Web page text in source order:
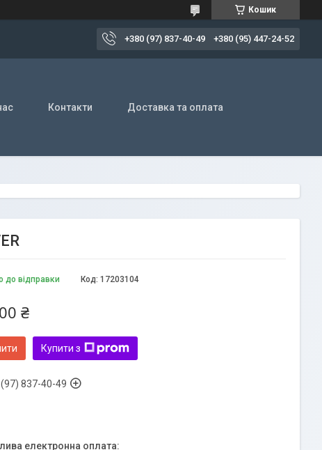
Кошик
+380 (97) 837-40-49 +380 (95) 447-24-52
Контакти Доставка та оплата
до відправки Код: 17203104
₴
Купити з
837-40-49